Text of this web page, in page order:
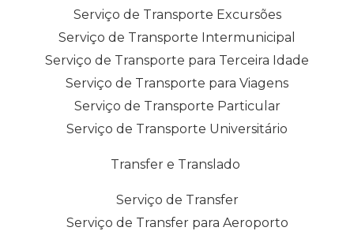
Serviço de Transporte Excursões
Serviço de Transporte Intermunicipal
Serviço de Transporte para Terceira Idade
Serviço de Transporte para Viagens
Serviço de Transporte Particular
Serviço de Transporte Universitário
Transfer e Translado
Serviço de Transfer
Serviço de Transfer para Aeroporto